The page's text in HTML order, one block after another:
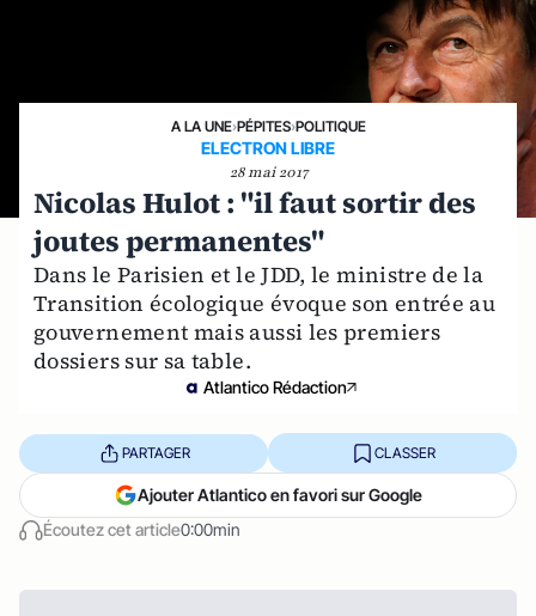
A LA UNE›PÉPITES›POLITIQUE
ELECTRON LIBRE
28 mai 2017
Nicolas Hulot : "il faut sortir des
joutes permanentes"
Dans le Parisien et le JDD, le ministre de la
Transition écologique évoque son entrée au
gouvernement mais aussi les premiers
dossiers sur sa table.
Atlantico Rédaction
Écoutez cet article0:00min
PARTAGER CLASSER
Ajouter Atlantico en favori sur Google